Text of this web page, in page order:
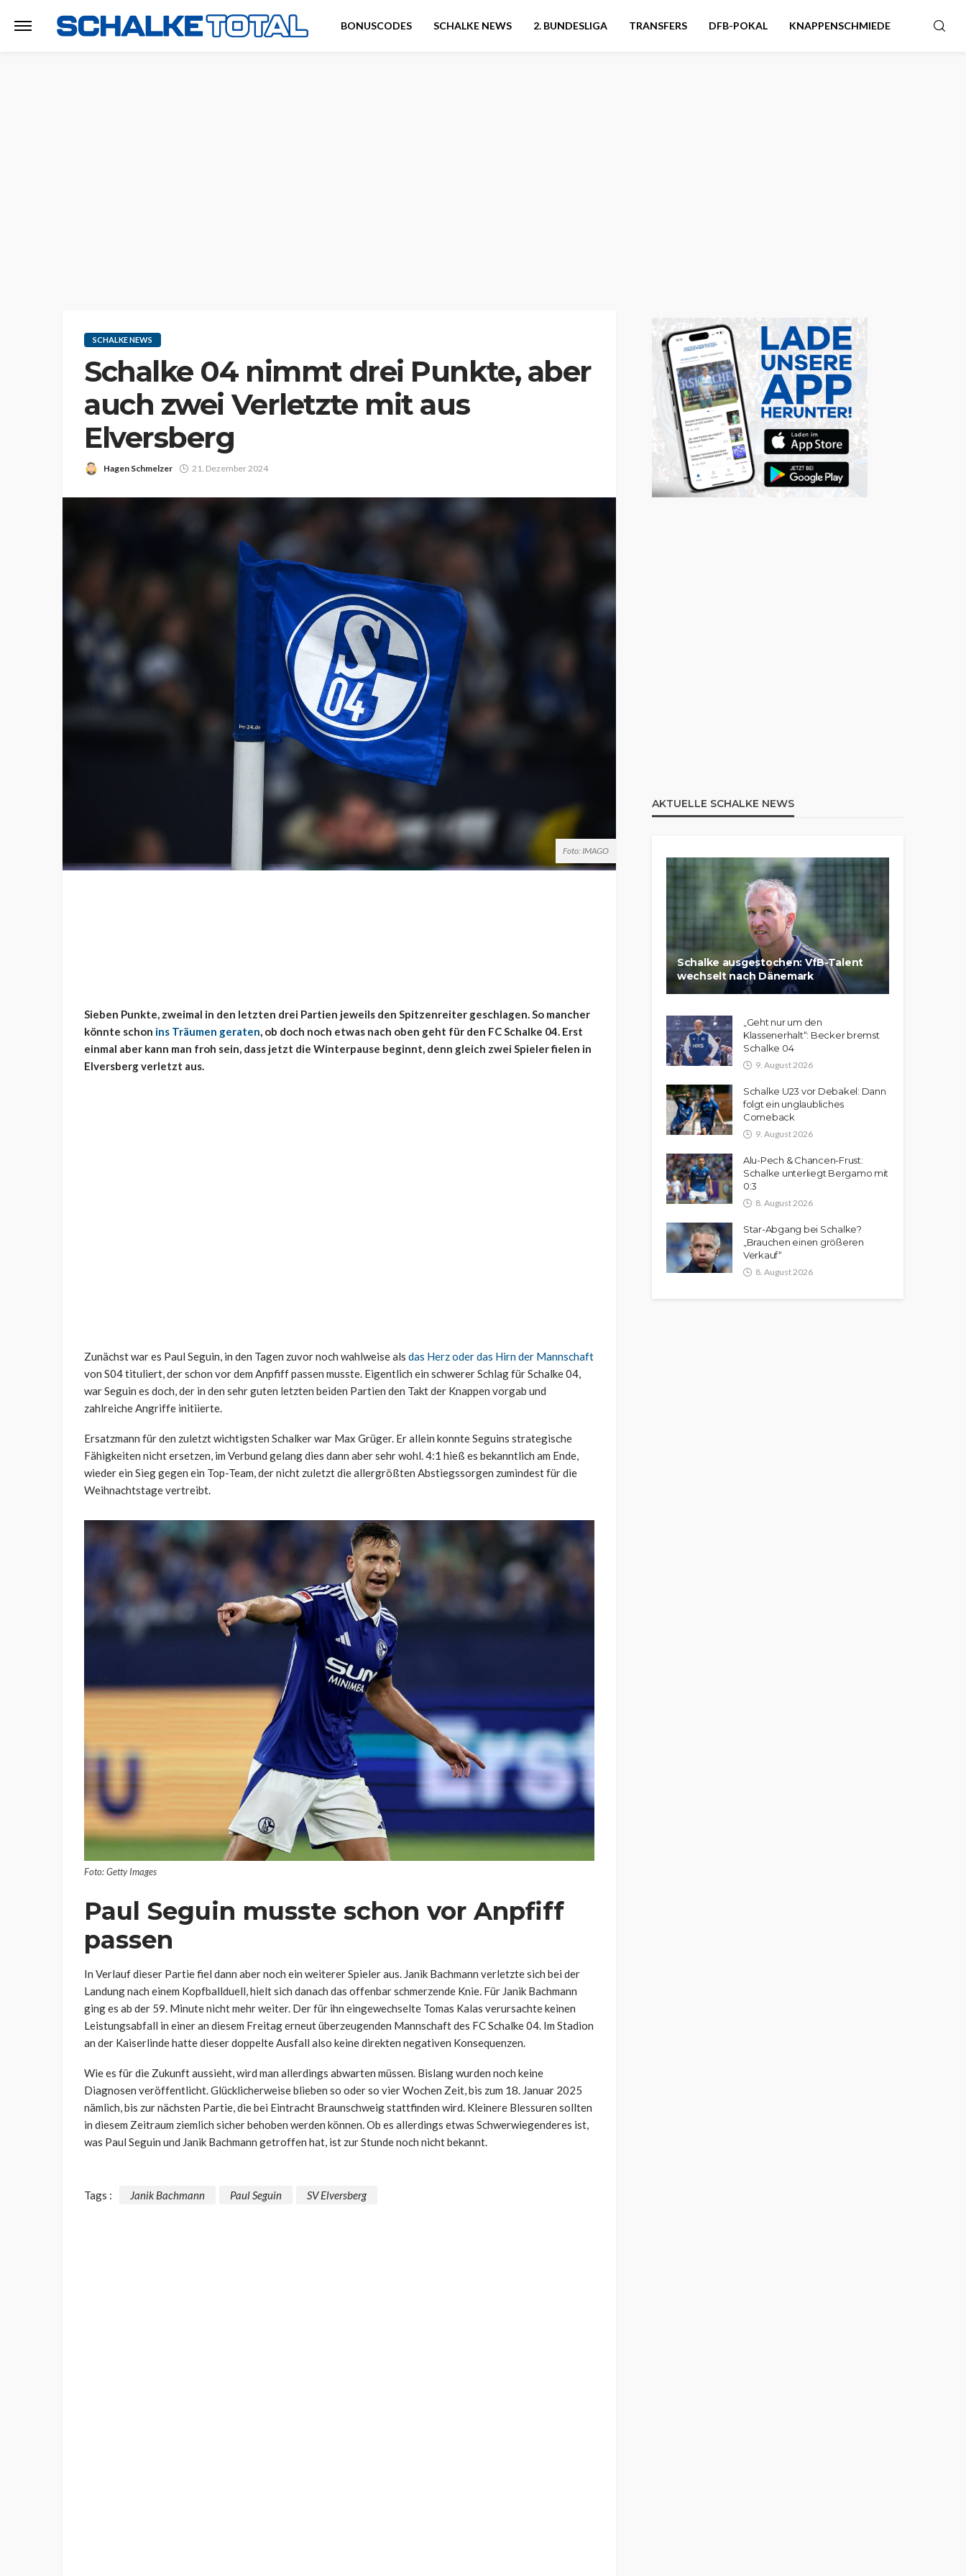
BONUSCODES SCHALKE NEWS 2. BUNDESLIGA TRANSFERS DFB-POKAL KNAPPENSCHMIEDE
SCHALKE NEWS
Schalke 04 nimmt drei Punkte, aber
auch zwei Verletzte mit aus
Elversberg
Hagen Schmelzer 21. Dezember 2024
Foto: IMAGO
Sieben Punkte, zweimal in den letzten drei Partien jeweils den Spitzenreiter geschlagen. So mancher
könnte schon ins Träumen geraten, ob doch noch etwas nach oben geht für den FC Schalke 04. Erst
einmal aber kann man froh sein, dass jetzt die Winterpause beginnt, denn gleich zwei Spieler fielen in
Elversberg verletzt aus.
Zunächst war es Paul Seguin, in den Tagen zuvor noch wahlweise als das Herz oder das Hirn der Mannschaft
von S04 tituliert, der schon vor dem Anpfiff passen musste. Eigentlich ein schwerer Schlag für Schalke 04,
war Seguin es doch, der in den sehr guten letzten beiden Partien den Takt der Knappen vorgab und
zahlreiche Angriffe initiierte.
Ersatzmann für den zuletzt wichtigsten Schalker war Max Grüger. Er allein konnte Seguins strategische
Fähigkeiten nicht ersetzen, im Verbund gelang dies dann aber sehr wohl. 4:1 hieß es bekanntlich am Ende,
wieder ein Sieg gegen ein Top-Team, der nicht zuletzt die allergrößten Abstiegssorgen zumindest für die
Weihnachtstage vertreibt.
Foto: Getty Images
Paul Seguin musste schon vor Anpfiff
passen
In Verlauf dieser Partie fiel dann aber noch ein weiterer Spieler aus. Janik Bachmann verletzte sich bei der
Landung nach einem Kopfballduell, hielt sich danach das offenbar schmerzende Knie. Für Janik Bachmann
ging es ab der 59. Minute nicht mehr weiter. Der für ihn eingewechselte Tomas Kalas verursachte keinen
Leistungsabfall in einer an diesem Freitag erneut überzeugenden Mannschaft des FC Schalke 04. Im Stadion
an der Kaiserlinde hatte dieser doppelte Ausfall also keine direkten negativen Konsequenzen.
Wie es für die Zukunft aussieht, wird man allerdings abwarten müssen. Bislang wurden noch keine
Diagnosen veröffentlicht. Glücklicherweise blieben so oder so vier Wochen Zeit, bis zum 18. Januar 2025
nämlich, bis zur nächsten Partie, die bei Eintracht Braunschweig stattfinden wird. Kleinere Blessuren sollten
in diesem Zeitraum ziemlich sicher behoben werden können. Ob es allerdings etwas Schwerwiegenderes ist,
was Paul Seguin und Janik Bachmann getroffen hat, ist zur Stunde noch nicht bekannt.
Tags : Janik Bachmann Paul Seguin SV Elversberg
AKTUELLE SCHALKE NEWS
Schalke ausgestochen: VfB-Talent
wechselt nach Dänemark
„Geht nur um den
Klassenerhalt“: Becker bremst
Schalke 04
9. August 2026
Schalke U23 vor Debakel: Dann
folgt ein unglaubliches
Comeback
9. August 2026
Alu-Pech & Chancen-Frust:
Schalke unterliegt Bergamo mit
0:3
8. August 2026
Star-Abgang bei Schalke?
„Brauchen einen größeren
Verkauf“
8. August 2026